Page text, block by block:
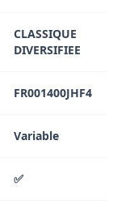
CLASSIQUE
DIVERSIFIEE
FR001400JHF4
Variable
✅